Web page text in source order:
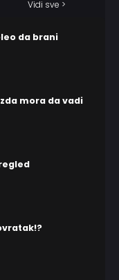
Vidi sve >
da brani
mora da vadi